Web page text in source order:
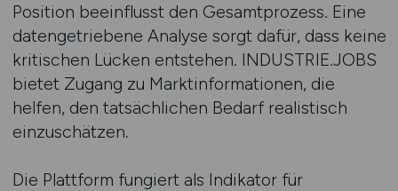
Position beeinflusst den Gesamtprozess. Eine
datengetriebene Analyse sorgt dafür, dass keine
kritischen Lücken entstehen. INDUSTRIE.JOBS
bietet Zugang zu Marktinformationen, die
helfen, den tatsächlichen Bedarf realistisch
einzuschätzen.
Die Plattform fungiert als Indikator für